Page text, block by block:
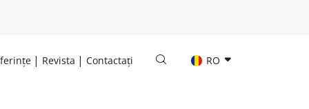
Revista Contactați RO